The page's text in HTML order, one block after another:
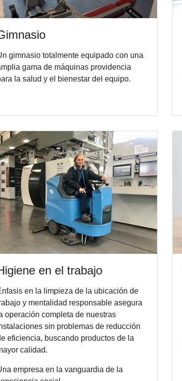
gimnasio totalmente equipado con una
gama de máquinas providencia
la salud y el bienestar del equipo.
en el trabajo
en la limpieza de la ubicación de
y mentalidad responsable asegura
operación completa de nuestras
sin problemas de reducción
eficiencia, buscando productos de la
calidad.
empresa en la vanguardia de la